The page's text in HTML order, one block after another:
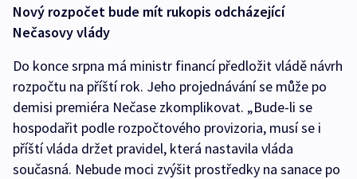
Nový rozpočet bude mít rukopis odcházející
Nečasovy vlády
Do konce srpna má ministr financí předložit vládě návrh
rozpočtu na příští rok. Jeho projednávání se může po
demisi premiéra Nečase zkomplikovat. „Bude-li se
hospodařit podle rozpočtového provizoria, musí se i
příští vláda držet pravidel, která nastavila vláda
současná. Nebude moci zvýšit prostředky na sanace po